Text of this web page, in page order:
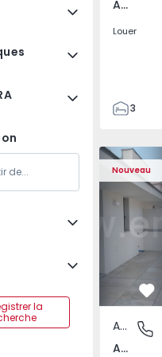
la
Av. Boavista, Porto
Louer
3
132
142
2
Nouveau
Appartement T2
Av.
Appartement
Av. Boavista, Porto